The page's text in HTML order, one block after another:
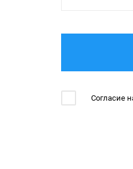
Согласие